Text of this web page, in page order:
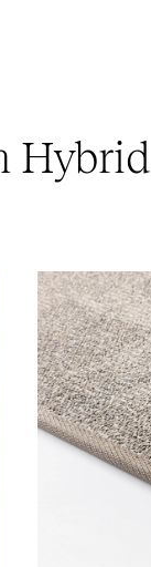
Hybrid